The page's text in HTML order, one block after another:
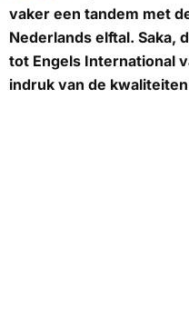
vaker een tandem met
Nederlands elftal. Saka,
tot Engels International
indruk van de